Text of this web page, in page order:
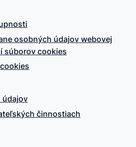
osobných údajov webovej
súborov cookies
údajov
činnostiach